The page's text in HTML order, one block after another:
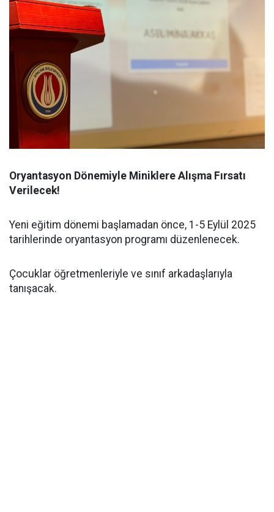
Oryantasyon Dönemiyle Miniklere Alışma Fırsatı
Verilecek!
Yeni eğitim dönemi başlamadan önce, 1-5 Eylül 2025
tarihlerinde oryantasyon programı düzenlenecek.
Çocuklar öğretmenleriyle ve sınıf arkadaşlarıyla
tanışacak.